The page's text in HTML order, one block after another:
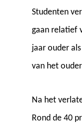
Studenten
gaan relatief
jaar ouder
van het
Na het
Rond de 40